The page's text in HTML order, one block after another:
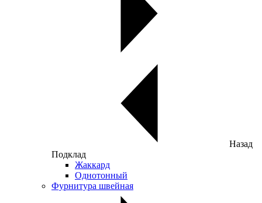
Назад
Подклад
Жаккард
Однотонный
Фурнитура швейная